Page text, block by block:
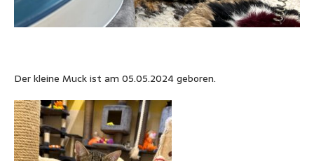
Der kleine Muck ist am 05.05.2024 geboren.